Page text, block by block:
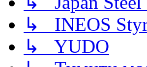
↳ INEOS
↳ YUDO